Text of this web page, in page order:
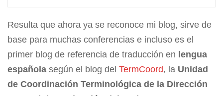
Resulta que ahora ya se reconoce mi blog, sirve de
base para muchas conferencias e incluso es el
primer blog de referencia de traducción en lengua
española según el blog del TermCoord, la Unidad
de Coordinación Terminológica de la Dirección